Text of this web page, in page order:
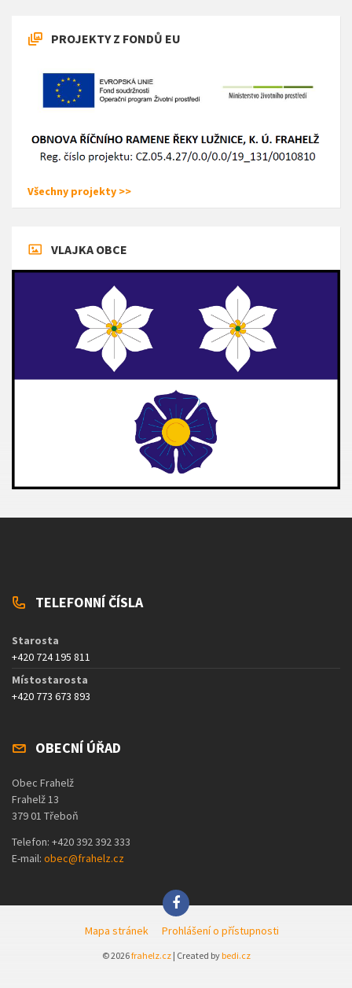
PROJEKTY Z FONDŮ EU
Všechny projekty >>
VLAJKA OBCE
TELEFONNÍ ČÍSLA
Starosta
+420 724 195 811
Místostarosta
+420 773 673 893
OBECNÍ ÚŘAD
Obec Frahelž
Frahelž 13
379 01 Třeboň
Telefon: +420 392 392 333
E-mail: obec@frahelz.cz
Mapa stránek Prohlášení o přístupnosti
© 2026frahelz.cz| Created bybedi.cz